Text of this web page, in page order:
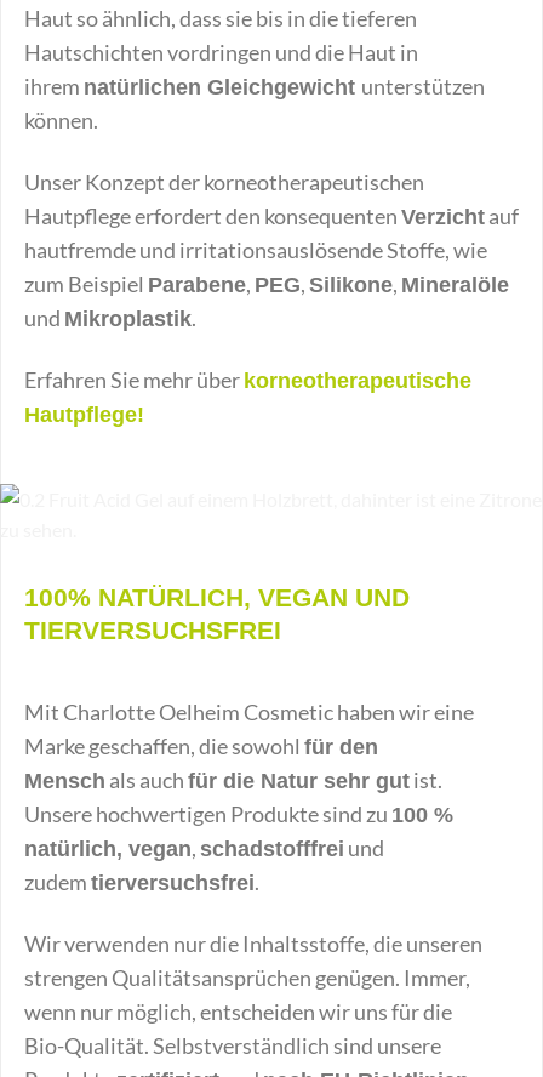
Haut so ähnlich, dass sie bis in die tieferen
Hautschichten vordringen und die Haut in
ihrem natürlichen Gleichgewicht unterstützen
können.
Unser Konzept der korneotherapeutischen
Hautpflege erfordert den konsequenten Verzicht auf
hautfremde und irritationsauslösende Stoffe, wie
zum Beispiel Parabene, PEG, Silikone, Mineralöle
und Mikroplastik.
Erfahren Sie mehr über korneotherapeutische
Hautpflege!
100% NATÜRLICH, VEGAN UND
TIERVERSUCHSFREI
Mit Charlotte Oelheim Cosmetic haben wir eine
Marke geschaffen, die sowohl für den
Mensch als auch für die Natur sehr gut ist.
Unsere hochwertigen Produkte sind zu 100 %
natürlich, vegan, schadstofffrei und
zudem tierversuchsfrei.
Wir verwenden nur die Inhaltsstoffe, die unseren
strengen Qualitätsansprüchen genügen. Immer,
wenn nur möglich, entscheiden wir uns für die
Bio-Qualität. Selbstverständlich sind unsere